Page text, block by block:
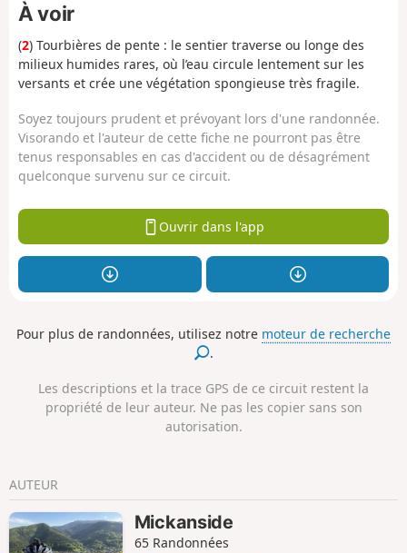
À voir
(2) Tourbières de pente : le sentier traverse ou longe des
milieux humides rares, où l’eau circule lentement sur les
versants et crée une végétation spongieuse très fragile.
Soyez toujours prudent et prévoyant lors d'une randonnée.
Visorando et l'auteur de cette fiche ne pourront pas être
tenus responsables en cas d'accident ou de désagrément
quelconque survenu sur ce circuit.
Ouvrir dans l'app
Pour plus de randonnées, utilisez notre moteur de recherche
.
Les descriptions et la trace GPS de ce circuit restent la
propriété de leur auteur. Ne pas les copier sans son
autorisation.
AUTEUR
Mickanside
65 Randonnées